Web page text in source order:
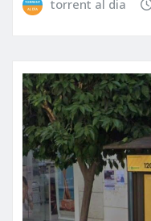
torrent al dia